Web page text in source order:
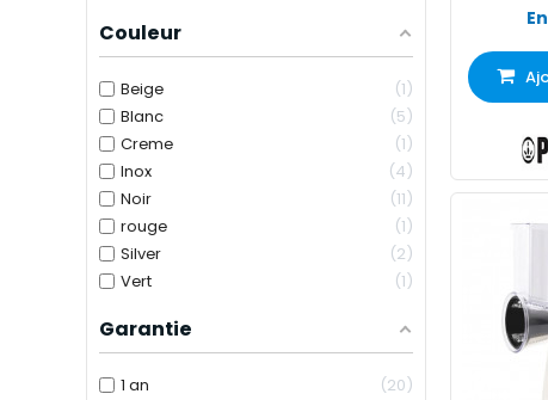
Couleur
Beige
1
Blanc
5
Creme
1
Inox
4
Noir
11
rouge
1
Silver
2
Vert
1
Garantie
1 an
20